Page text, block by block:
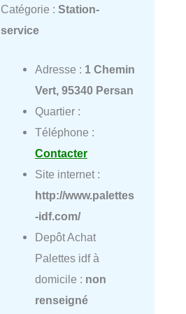
Catégorie : Station-
service
Adresse : 1 Chemin
Vert, 95340 Persan
Quartier :
Téléphone :
Contacter
Site internet :
http://www.palettes
-idf.com/
Depôt Achat
Palettes idf à
domicile : non
renseigné